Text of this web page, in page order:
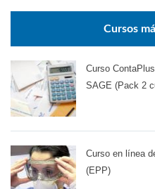
Cursos
Curso
SAGE (Pack 2
Curso en línea
(EPP)